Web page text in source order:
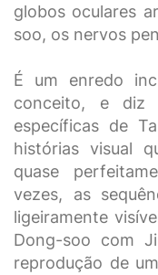
globos oculares
soo, os nervos
É um enredo
conceito, e diz
específicas de
histórias visual
quase
vezes, as
ligeiramente
Dong-soo com
reprodução de